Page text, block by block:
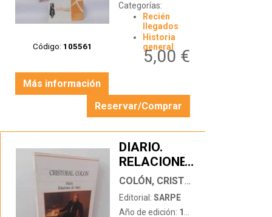
Código: 105561
Categorías:
Recién
llegados
Historia
general
5,00 €
Más información
Reservar/Comprar
DIARIO.
RELACIONES
DE VIAJES
…
COLÓN, CRISTÓBAL
Editorial: SARPE
Año de edición: 1985